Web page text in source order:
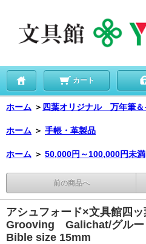
カート
ホーム ＞ 四葉オリジナル 万年筆＆
ホーム ＞ 手帳・革製品
ホーム ＞ 50,000円～100,000円未満
前の商品へ
アシュフォード×文具館四ッ
Grooving Galichat/グルー
Bible size 15mm